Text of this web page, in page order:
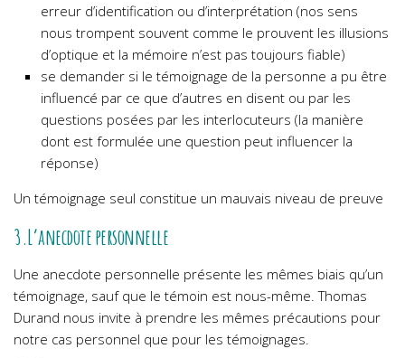
erreur d’identification ou d’interprétation (nos sens
nous trompent souvent comme le prouvent les illusions
d’optique et la mémoire n’est pas toujours fiable)
se demander si le témoignage de la personne a pu être
influencé par ce que d’autres en disent ou par les
questions posées par les interlocuteurs (la manière
dont est formulée une question peut influencer la
réponse)
Un témoignage seul constitue un mauvais niveau de preuve
3.L’anecdote personnelle
Une anecdote personnelle présente les mêmes biais qu’un
témoignage, sauf que le témoin est nous-même. Thomas
Durand nous invite à prendre les mêmes précautions pour
notre cas personnel que pour les témoignages.